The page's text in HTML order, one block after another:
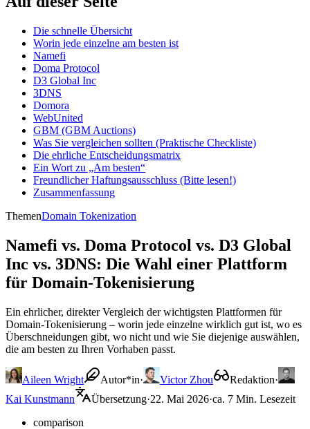
Die schnelle Übersicht
Worin jede einzelne am besten ist
Namefi
Doma Protocol
D3 Global Inc
3DNS
Domora
WebUnited
GBM (GBM Auctions)
Was Sie vergleichen sollten (Praktische Checkliste)
Die ehrliche Entscheidungsmatrix
Ein Wort zu „Am besten“
Freundlicher Haftungsausschluss (Bitte lesen!)
Zusammenfassung
ThemenDomain Tokenization
Namefi vs. Doma Protocol vs. D3 Global
Inc vs. 3DNS: Die Wahl einer Plattform
für Domain-Tokenisierung
Ein ehrlicher, direkter Vergleich der wichtigsten Plattformen für
Domain-Tokenisierung – worin jede einzelne wirklich gut ist, wo es
Überschneidungen gibt, wo nicht und wie Sie diejenige auswählen,
die am besten zu Ihren Vorhaben passt.
Aileen Wright Autor*in· Victor Zhou Redaktion·
Kai Kunstmann
Übersetzung·22. Mai 2026·ca. 7 Min. Lesezeit
comparison